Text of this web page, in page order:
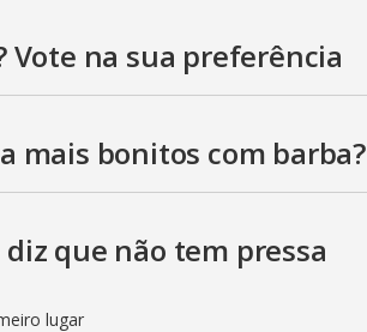
Vote na sua preferência
mais bonitos com barba?
que não tem pressa
lugar